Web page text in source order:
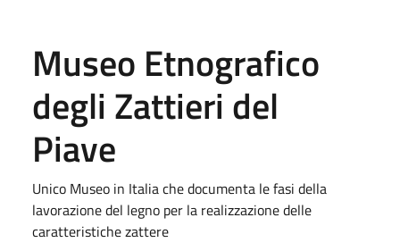
Museo Etnografico
degli Zattieri del
Piave
Unico Museo in Italia che documenta le fasi della
lavorazione del legno per la realizzazione delle
caratteristiche zattere